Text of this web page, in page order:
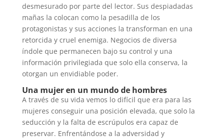
desmesurado por parte del lector. Sus despiadadas
mañas la colocan como la pesadilla de los
protagonistas y sus acciones la transforman en una
retorcida y cruel enemiga. Negocios de diversa
índole que permanecen bajo su control y una
información privilegiada que solo ella conserva, la
otorgan un envidiable poder.
Una mujer en un mundo de hombres
A través de su vida vemos lo difícil que era para las
mujeres conseguir una posición elevada, que solo la
seducción y la falta de escrúpulos era capaz de
preservar. Enfrentándose a la adversidad y